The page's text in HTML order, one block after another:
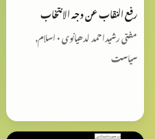
رفع النقاب عن وجہ الانتخاب
مفتی رشیداحمد لدھیانوی • اسلام,
سیاست